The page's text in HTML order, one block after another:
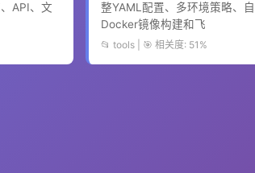
API、文
整YAML配置、多环境策略、自
Docker镜像构建和飞
📂 tools | 🎯 相关度: 51%